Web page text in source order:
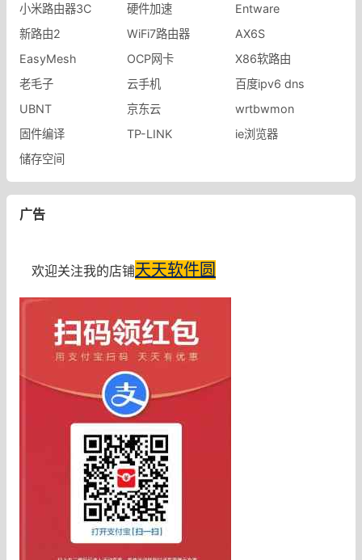
小米路由器3C
硬件加速
Entware
新路由2
WiFi7路由器
AX6S
EasyMesh
OCP网卡
X86软路由
老毛子
云手机
百度ipv6 dns
UBNT
京东云
wrtbwmon
固件编译
TP-LINK
ie浏览器
储存空间
广告
欢迎关注我的店铺天天软件圆